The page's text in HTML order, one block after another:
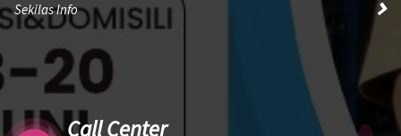
Sekilas Info
Call Center